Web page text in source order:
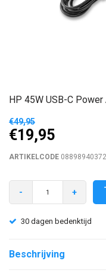
HP 45W USB-C
€49,95
€19,95
ARTIKELCODE
- +
30 dagen bedenktijd
Beschrijving